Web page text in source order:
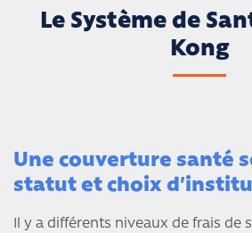
Le Système de
Kong
Une couverture santé
statut et choix
Il y a différents niveaux de frais de